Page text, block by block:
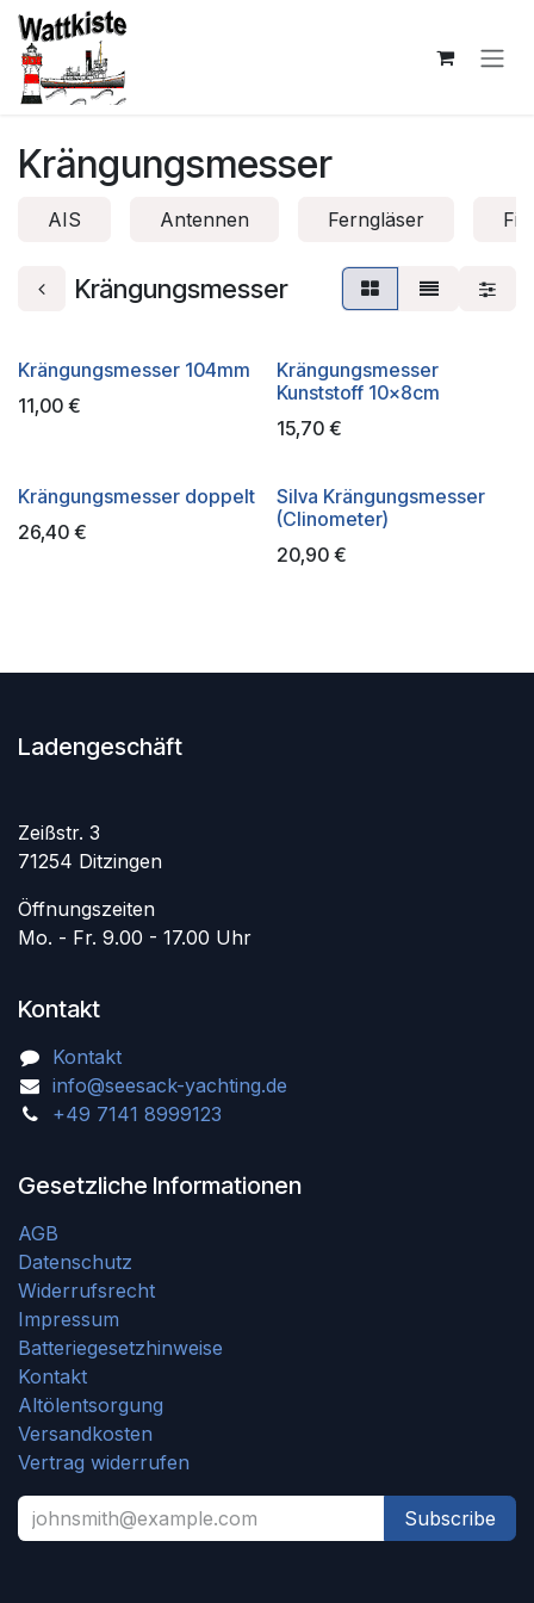
Zum Inhalt springen
Krängungsmesser
AIS Antennen Ferngläser
Krängungsmesser
Krängungsmesser 104mm
11,00 €
Krängungsmesser
Kunststoff 10x8cm
15,70€
Krängungsmesser doppelt
26,40 €
Silva Krängungsmesser
(Clinometer)
20,90€
Ladengeschäft
Zeißstr. 3
71254 Ditzingen
Öffnungszeiten
Mo. - Fr. 9.00 - 17.00 Uhr
Kontakt
Kontakt
info@seesack-yachting.de
+49 7141 8999123
Gesetzliche Informationen
AGB
Datenschutz
Widerrufsrecht
Impressum
Batteriegesetzhinweise
Kontakt
Altölentsorgung
Versandkosten
Vertrag widerrufen
Subscribe